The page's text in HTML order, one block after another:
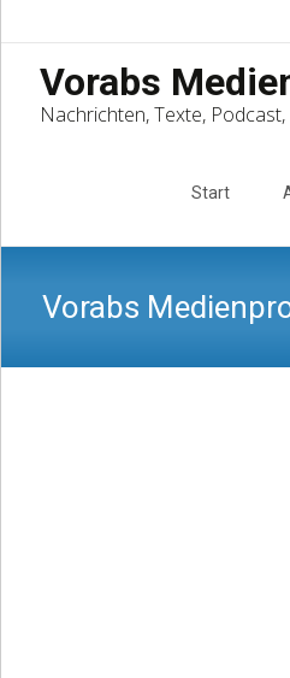
Vorabs
Nachrichten, Texte,
Start
Vorabs